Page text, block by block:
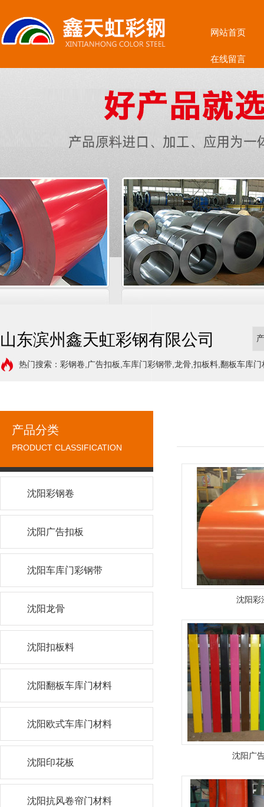
网站首页
在线留言
山东滨州鑫天虹彩钢有限公司
热门搜索：彩钢卷,广告扣板,车库门彩钢带,龙骨,扣板料,翻板车库
沈阳彩
沈阳广
产品分类
PRODUCT CLASSIFICATION
沈阳彩钢卷
沈阳广告扣板
沈阳车库门彩钢带
沈阳龙骨
沈阳扣板料
沈阳翻板车库门材料
沈阳欧式车库门材料
沈阳印花板
沈阳抗风卷帘门材料